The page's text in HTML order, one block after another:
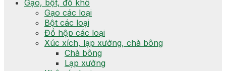
Gạo, bột, đồ khô
Gạo các loại
Bột các loại
Đồ hộp các loại
Xúc xích, lạp xưởng, chà bông
Chà bông
Lạp xưởng